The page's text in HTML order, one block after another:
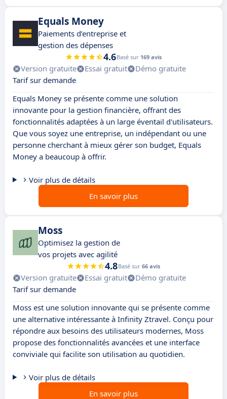
Equals Money
Paiements d’entreprise et
gestion des dépenses
4.6Basé sur 169 avis
Version gratuite Essai gratuit
Démo gratuite
Tarif sur demande
Equals Money se présente comme une solution
innovante pour la gestion financière, offrant des
fonctionnalités adaptées à un large éventail d'utilisateurs.
Que vous soyez une entreprise, un indépendant ou une
personne cherchant à mieux gérer son budget, Equals
Money a beaucoup à offrir.
Voir plus de détails
En savoir plus
Moss
Optimisez la gestion de
vos projets avec agilité
4.8Basé sur 66 avis
Version gratuite Essai gratuit
Démo gratuite
Tarif sur demande
Moss est une solution innovante qui se présente comme
une alternative intéressante à Infinity Ztravel. Conçu pour
répondre aux besoins des utilisateurs modernes, Moss
propose des fonctionnalités avancées et une interface
conviviale qui facilite son utilisation au quotidien.
Voir plus de détails
En savoir plus